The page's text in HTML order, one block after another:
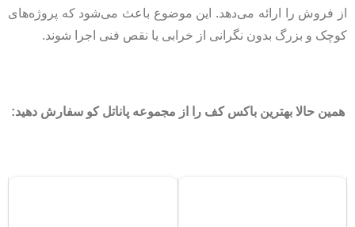
از فروش را ارائه می‌دهد. این موضوع باعث می‌شود که پروژه‌های
کوچک و بزرگ بدون نگرانی از خرابی یا نقص فنی اجرا شوند.
همین حالا بهترین باکس کف را از مجموعه پاناتل کو سفارش دهید: